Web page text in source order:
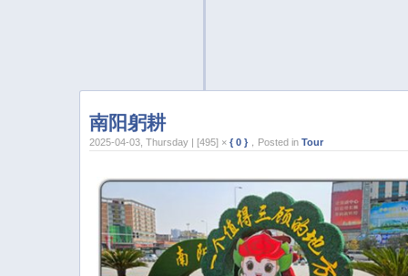
南阳躬耕
2025-04-03, Thursday | [495] ×{ 0 } ，Posted inTour